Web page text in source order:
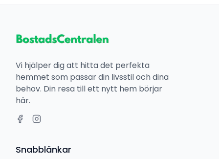
Vi hjälper dig att hitta det perfekta
hemmet som passar din livsstil och dina
behov. Din resa till ett nytt hem börjar
här.
Snabblänkar